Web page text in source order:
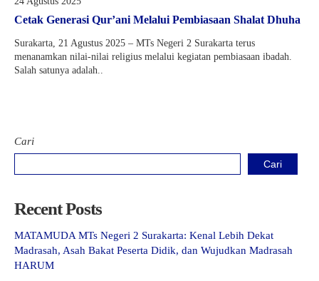
Kartu Tes PMBM
Cetak Generasi Qur’ani Melalui Pembiasaan Shalat Dhuha
Surakarta, 21 Agustus 2025 – MTs Negeri 2 Surakarta terus
menanamkan nilai-nilai religius melalui kegiatan pembiasaan ibadah.
Salah satunya adalah..
Cari
Cari
Recent Posts
MATAMUDA MTs Negeri 2 Surakarta: Kenal Lebih Dekat
Madrasah, Asah Bakat Peserta Didik, dan Wujudkan Madrasah
HARUM